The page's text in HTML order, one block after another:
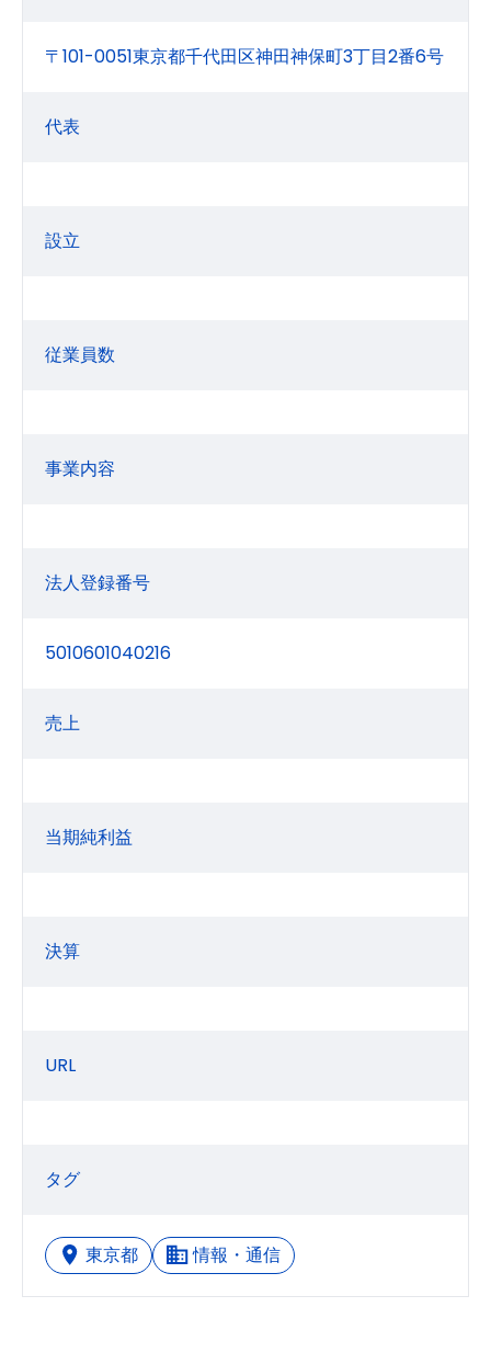
〒101-0051東京都千代田区神田神保町3丁目2番6号
代表
設立
従業員数
事業内容
法人登録番号
5010601040216
売上
当期純利益
決算
URL
タグ
東京都 情報・通信